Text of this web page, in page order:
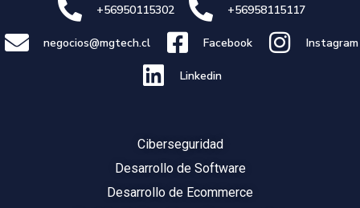
+56950115302 +56958115117
negocios@mgtech.cl Facebook Instagram
Linkedin
Ciberseguridad
Desarrollo de Software
Desarrollo de Ecommerce